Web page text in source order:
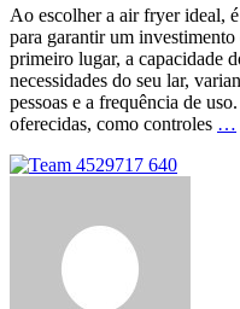
Ao escolher a air fryer ideal,
para garantir um
primeiro lugar, a capacidade
necessidades do seu lar,
pessoas e a frequência de
oferecidas, como controles …